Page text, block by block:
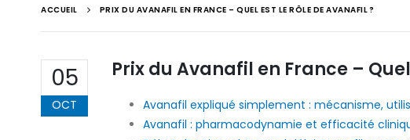
ACCUEIL PRIX DU AVANAFIL EN FRANCE – QUEL EST LE RÔLE DE AVANAFIL ?
05
OCT
Prix du Avanafil en France –
Avanafil expliqué simplement : mécanisme,
Avanafil : pharmacodynamie et efficacité